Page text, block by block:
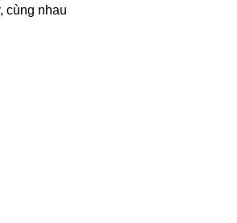
cùng nhau